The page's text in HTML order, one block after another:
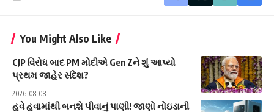
You Might Also Like
CJP વિરોધ બાદ PM મોદીએ Gen Zને શું આપ્યો
પ્રથમ જાહેર સંદેશ?
2026-08-08
હવે હવામાંથી બનશે પીવાનું પાણી! જાણો નોઇડાની